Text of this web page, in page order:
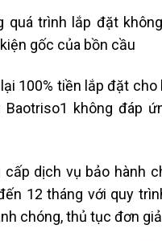
quá trình lắp đặt
gốc của bồn cầu
100% tiền lắp đặt cho
Baotriso1 không đáp
dịch vụ bảo hành
12 tháng với quy
chóng, thủ tục đơn